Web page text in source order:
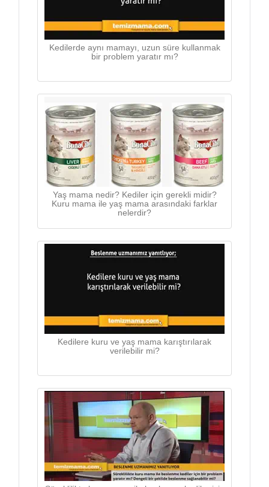
Kedilerde aynı mamayı, uzun süre kullanmak
bir problem yaratır mı?
Yaş mama nedir? Kediler için gerekli midir?
Kuru mama ile yaş mama arasındaki farklar
nelerdir?
Kedilere kuru ve yaş mama karıştırılarak
verilebilir mi?